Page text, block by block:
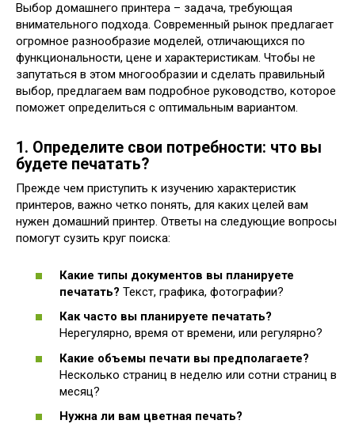
Выбор домашнего принтера – задача, требующая
внимательного подхода. Современный рынок предлагает
огромное разнообразие моделей, отличающихся по
функциональности, цене и характеристикам. Чтобы не
запутаться в этом многообразии и сделать правильный
выбор, предлагаем вам подробное руководство, которое
поможет определиться с оптимальным вариантом.
1. Определите свои потребности: что вы
будете печатать?
Прежде чем приступить к изучению характеристик
принтеров, важно четко понять, для каких целей вам
нужен домашний принтер. Ответы на следующие вопросы
помогут сузить круг поиска:
Какие типы документов вы планируете
печатать? Текст, графика, фотографии?
Как часто вы планируете печатать?
Нерегулярно, время от времени, или регулярно?
Какие объемы печати вы предполагаете?
Несколько страниц в неделю или сотни страниц в
месяц?
Нужна ли вам цветная печать?